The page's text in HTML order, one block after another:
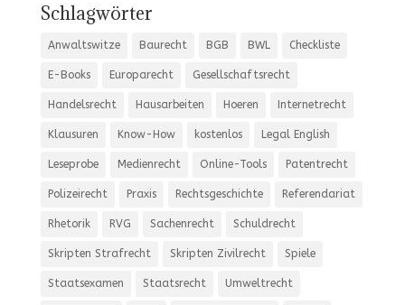
Schlagwörter
Anwaltswitze Baurecht BGB BWL Checkliste
E-Books Europarecht Gesellschaftsrecht
Handelsrecht Hausarbeiten Hoeren Internetrecht
Klausuren Know-How kostenlos Legal English
Leseprobe Medienrecht Online-Tools Patentrecht
Polizeirecht Praxis Rechtsgeschichte Referendariat
Rhetorik RVG Sachenrecht Schuldrecht
Skripten Strafrecht Skripten Zivilrecht Spiele
Staatsexamen Staatsrecht Umweltrecht